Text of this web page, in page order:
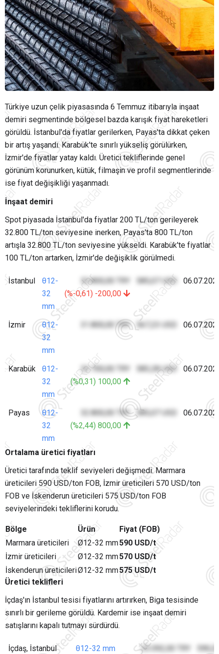
Türkiye uzun çelik piyasasında 6 Temmuz itibarıyla inşaat
demiri segmentinde bölgesel bazda karışık fiyat hareketleri
görüldü. İstanbul'da fiyatlar gerilerken, Payas'ta dikkat çeken
bir artış yaşandı. Karabük'te sınırlı yükseliş görülürken,
İzmir'de fiyatlar yatay kaldı. Üretici tekliflerinde genel
görünüm korunurken, kütük, filmaşin ve profil segmentlerinde
ise fiyat değişikliği yaşanmadı.
İnşaat demiri
Spot piyasada İstanbul'da fiyatlar 200 TL/ton gerileyerek
32.800 TL/ton seviyesine inerken, Payas'ta 800 TL/ton
artışla 32.800 TL/ton seviyesine yükseldi. Karabük'te fiyatlar
100 TL/ton artarken, İzmir'de değişiklik görülmedi.
İstanbul
θ12-
32
mm
32.800,00 TRY
(%-0,61) -200,00
585,07 USD
İzmir
θ12-
32
mm
31.800,00 TRY 567,23 USD
Karabük
θ12-
32
mm
32.700,00 TRY
(%0,31) 100,00
583,28 USD
Payas
θ12-
32
mm
32.800,00 TRY
(%2,44) 800,00
585,07 USD
Ortalama üretici fiyatları
Üretici tarafında teklif seviyeleri değişmedi. Marmara
üreticileri 590 USD/ton FOB, İzmir üreticileri 570 USD/ton
FOB ve İskenderun üreticileri 575 USD/ton FOB
seviyelerindeki tekliflerini korudu.
Bölge Ürün
Fiyat (FOB)
Marmara üreticileri
Ø12-32 mm590 USD/t
İzmir üreticileri
Ø12-32 mm570 USD/t
İskenderun üreticileriØ12-32 mm575 USD/t
Üretici teklifleri
İçdaş'ın İstanbul tesisi fiyatlarını artırırken, Biga tesisinde
sınırlı bir gerileme görüldü. Kardemir ise inşaat demiri
satışlarını kapalı tutmayı sürdürdü.
İçdaş, İstanbul θ12-32 mm
33.092,00 TRY